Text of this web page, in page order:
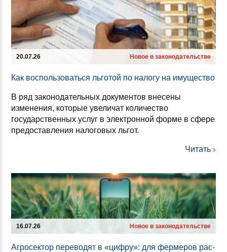
20.07.26 Новое в законодательстве
Как вос­поль­зо­ваться ль­го­той по на­ло­гу на иму­щес­тво
В ряд законодательных документов внесены
изменения, которые увеличат количество
государственных услуг в электронной форме в сфере
предоставления налоговых льгот.
Читать
16.07.26 Новое в законодательстве
Аг­ро­сек­тор пе­ре­во­дят в «циф­ру»: для фер­ме­ров рас­